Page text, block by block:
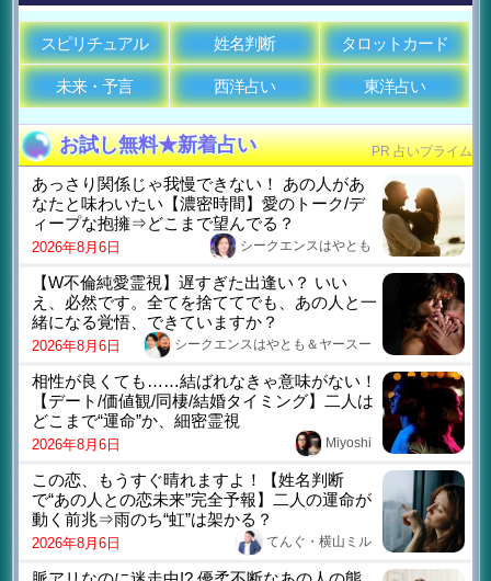
スピリチュアル 姓名判断 タロットカード
未来・予言 西洋占い 東洋占い
お試し無料★新着占い PR 占いプライム